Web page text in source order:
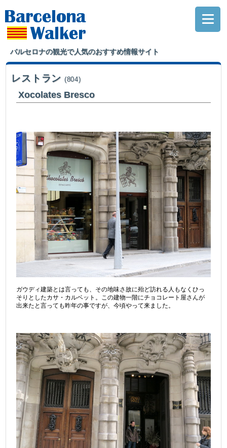
バルセロナの観光で人気のおすすめ情報サイト
レストラン (804)
Xocolates Bresco
ガウディ建築とは言っても、その地味さ故に殆ど訪れる人もなくひっ
そりとしたカサ・カルベット。この建物一階にチョコレート屋さんが
出来たと言っても昨年の事ですが、今頃やって来ました。